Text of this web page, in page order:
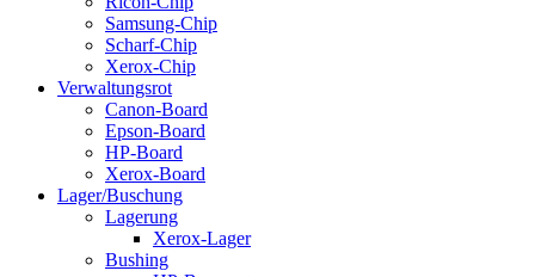
Samsung-Chip
Scharf-Chip
Xerox-Chip
Verwaltungsrot
Canon-Board
Epson-Board
HP-Board
Xerox-Board
Lager/Buschung
Lagerung
Xerox-Lager
Bushing